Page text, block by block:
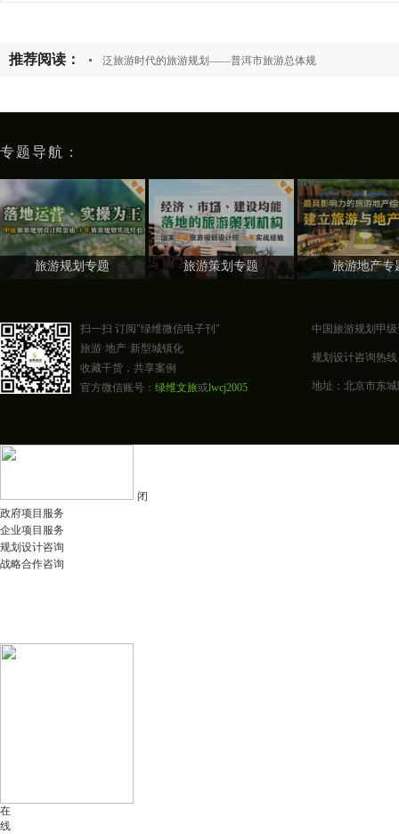
推荐阅读： 泛旅游时代的旅游规划——普洱市旅游总体规
专题导航：
旅游规划专题 旅游策划专题 旅游地产专
扫一扫 订阅"绿维微信电子刊"
旅游·地产·新型城镇化
收藏干货，共享案例
官方微信账号： 绿维文旅或lwcj2005
中国旅游规划甲
规划设计咨询热线
地址：北京市东城
闭
政府项目服务
企业项目服务
规划设计咨询
战略合作咨询
在
线